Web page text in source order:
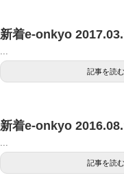
新着e-onkyo
記事を読む
新着e-onkyo
記事を読む